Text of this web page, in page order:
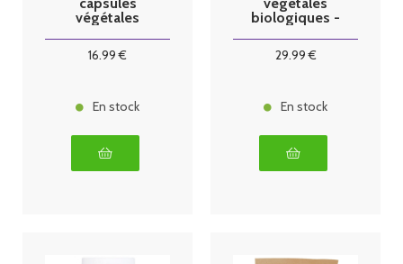
végétales
16.99 €
En stock
biologiques -
29.99€
En stock